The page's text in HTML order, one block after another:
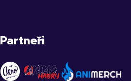
Partneři